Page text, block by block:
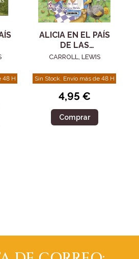
48 H
ALICIA EN EL PAÍS
DE LAS
MARAVILLAS
CARROLL, LEWIS
Sin Stock. Envío más de 48 H
4,95 €
Comprar